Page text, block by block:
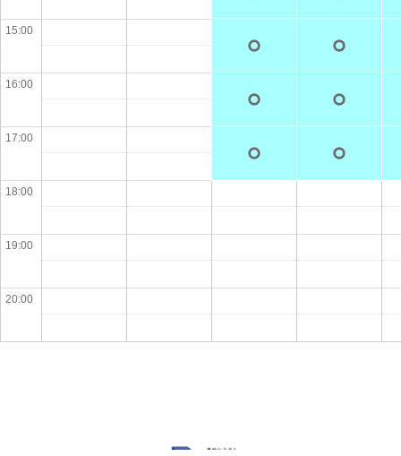
15:00
16:00
17:00
18:00
19:00
20:00